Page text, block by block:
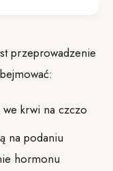
przeprowadzenie
krwi na czczo
na podaniu
hormonu